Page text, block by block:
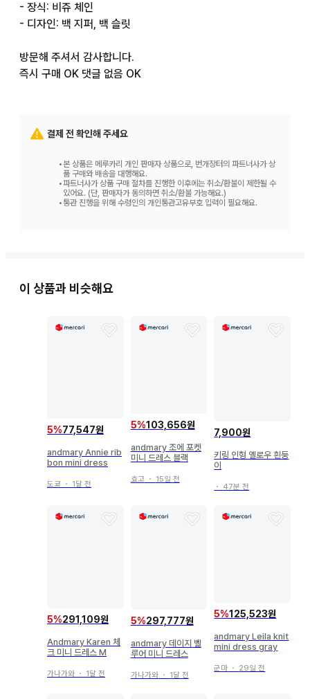
- 장식: 비쥬 체인
- 디자인: 백 지퍼, 백 슬릿
방문해 주셔서 감사합니다.
즉시 구매 OK 댓글 없음 OK
결제 전 확인해 주세요
•본 상품은 메루카리 개인 판매자 상품으로, 번개장터의 파트너사가 상
품 구매와 배송을 대행해요.
•파트너사가 상품 구매 절차를 진행한 이후에는 취소/환불이 제한될 수
있어요. (단, 판매자가 동의하면 취소/환불 가능해요.)
•통관 진행을 위해 수령인의 개인통관고유부호 입력이 필요해요.
이 상품과 비슷해요
5%77,547원
andmary Annie rib
bon mini dress
도쿄 ・ 1달 전
5%103,656원
andmary 조에 포켓
미니 드레스 블랙
효고・ 15일 전
7,900원
키링 인형 옐로우 흰둥
이
・ 47분 전
5%291,109원
Andmary Karen 체
크 미니 드레스 M
가나가와 ・ 1달 전
5%297,777원
andmary 데이지 벨
루어 미니 드레스
가나가와・ 1달 전
5%125,523원
andmary Leila knit
mini dress gray
군마 ・ 29일 전